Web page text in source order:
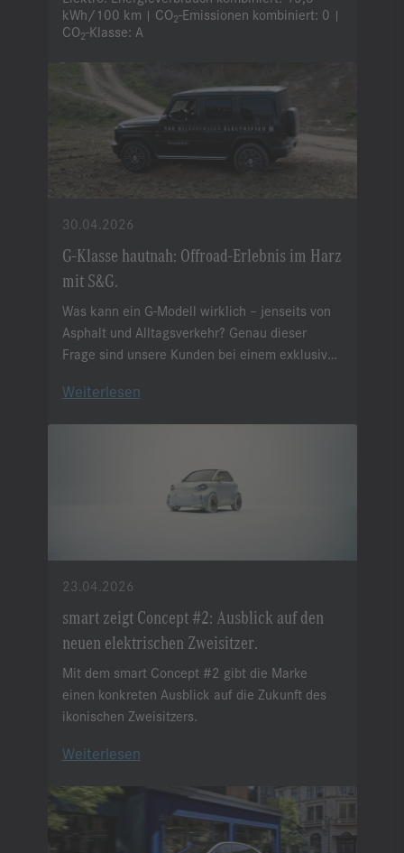
kWh/100 km | CO2-Emissionen kombiniert: 0 |
CO2-Klasse: A
30.04.2026
G-Klasse hautnah: Offroad-Erlebnis im Harz
mit S&G.
Was kann ein G-Modell wirklich – jenseits von
Asphalt und Alltagsverkehr? Genau dieser
Frage sind unsere Kunden bei einem exklusiven
Weiterlesen
23.04.2026
smart zeigt Concept #2: Ausblick auf den
neuen elektrischen Zweisitzer.
Mit dem smart Concept #2 gibt die Marke
einen konkreten Ausblick auf die Zukunft des
ikonischen Zweisitzers.
Weiterlesen